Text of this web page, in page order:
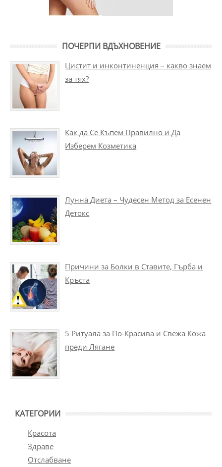
ПОЧЕРПИ ВДЪХНОВЕНИЕ
Цистит и инконтиненция – какво знаем
за тях?
Как да Се Къпем Правилно и Да
Изберем Козметика
Лунна Диета – Чудесен Метод за Есенен
Детокс
Причини за Болки в Ставите, Гърба и
Кръста
5 Ритуала за По-Красива и Свежа Кожа
преди Лягане
КАТЕГОРИИ
Красота
Здраве
Отслабване